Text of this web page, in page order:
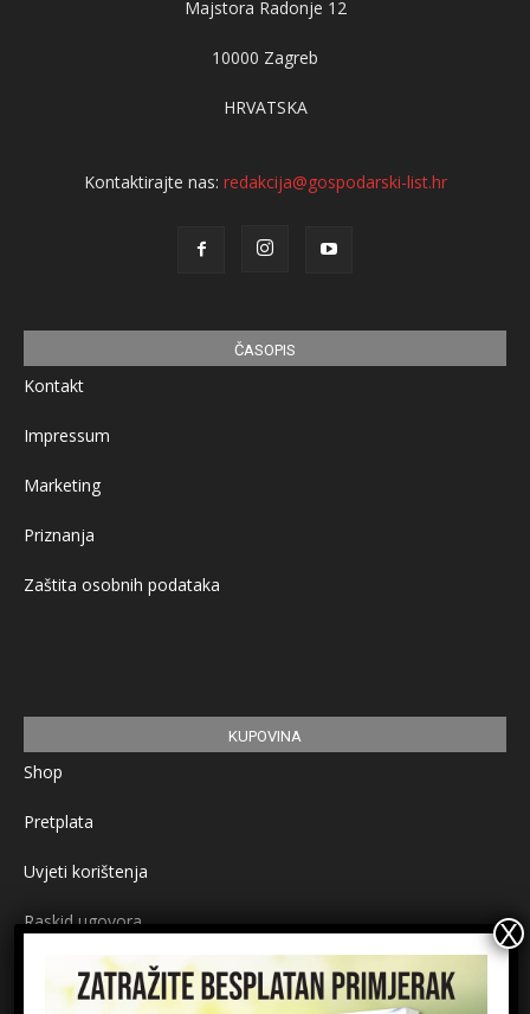
Majstora Radonje 12
10000 Zagreb
HRVATSKA
Kontaktirajte nas: redakcija@gospodarski-list.hr
ČASOPIS
Kontakt
Impressum
Marketing
Priznanja
Zaštita osobnih podataka
KUPOVINA
Shop
Pretplata
Uvjeti korištenja
Raskid ugovora
Načini plaćanja